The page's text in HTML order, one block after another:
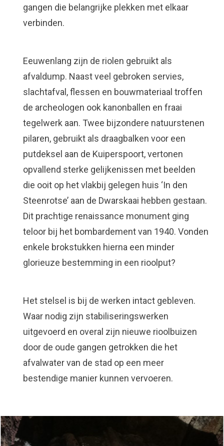
Waar ben je naar op zoek?
gangen die belangrijke plekken met elkaar
verbinden.
Eeuwenlang zijn de riolen gebruikt als
afvaldump. Naast veel gebroken servies,
slachtafval, flessen en bouwmateriaal troffen
de archeologen ook kanonballen en fraai
tegelwerk aan. Twee bijzondere natuurstenen
pilaren, gebruikt als draagbalken voor een
putdeksel aan de Kuiperspoort, vertonen
opvallend sterke gelijkenissen met beelden
die ooit op het vlakbij gelegen huis ‘In den
Steenrotse’ aan de Dwarskaai hebben gestaan.
Dit prachtige renaissance monument ging
teloor bij het bombardement van 1940. Vonden
enkele brokstukken hierna een minder
glorieuze bestemming in een rioolput?
Het stelsel is bij de werken intact gebleven.
Waar nodig zijn stabiliseringswerken
uitgevoerd en overal zijn nieuwe rioolbuizen
door de oude gangen getrokken die het
afvalwater van de stad op een meer
bestendige manier kunnen vervoeren.